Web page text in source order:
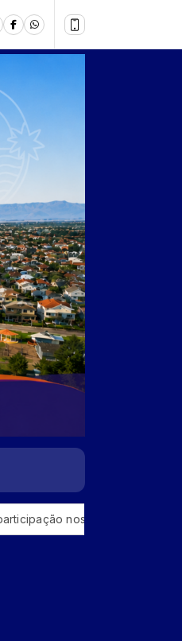
em bares e